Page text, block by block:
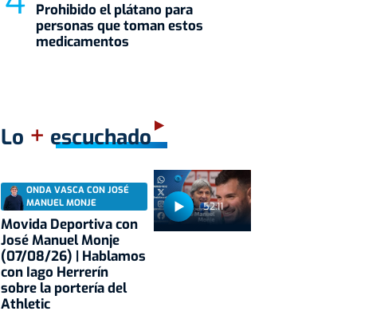
Prohibido el plátano para
personas que toman estos
medicamentos
Lo + escuchado
52:11
ONDA VASCA CON JOSÉ
MANUEL MONJE
Movida Deportiva con
José Manuel Monje
(07/08/26) | Hablamos
con Iago Herrerín
sobre la portería del
Athletic